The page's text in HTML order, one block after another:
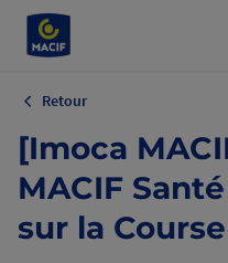
Retour
[Imoca
MACIF
sur la